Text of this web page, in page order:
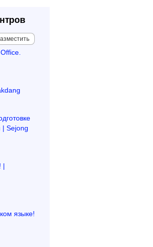
| Sejong
|
языке!